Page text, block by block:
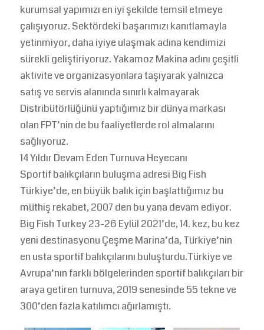
kurumsal yapımızı en iyi şekilde temsil etmeye
çalışıyoruz. Sektördeki başarımızı kanıtlamayla
yetinmiyor, daha iyiye ulaşmak adına kendimizi
sürekli geliştiriyoruz. Yakamoz Makina adını çeşitli
aktivite ve organizasyonlara taşıyarak yalnızca
satış ve servis alanında sınırlı kalmayarak
Distribütörlüğünü yaptığımız bir dünya markası
olan FPT’nin de bu faaliyetlerde rol almalarını
sağlıyoruz.
14 Yıldır Devam Eden Turnuva Heyecanı
Sportif balıkçıların buluşma adresi Big Fish
Türkiye’de, en büyük balık için başlattığımız bu
müthiş rekabet, 2007 den bu yana devam ediyor.
Big Fish Turkey 23-26 Eylül 2021’de, 14. kez, bu kez
yeni destinasyonu Çeşme Marina’da, Türkiye’nin
en usta sportif balıkçılarını buluşturdu.Türkiye ve
Avrupa’nın farklı bölgelerinden sportif balıkçıları bir
araya getiren turnuva, 2019 senesinde 55 tekne ve
300’den fazla katılımcı ağırlamıştı.